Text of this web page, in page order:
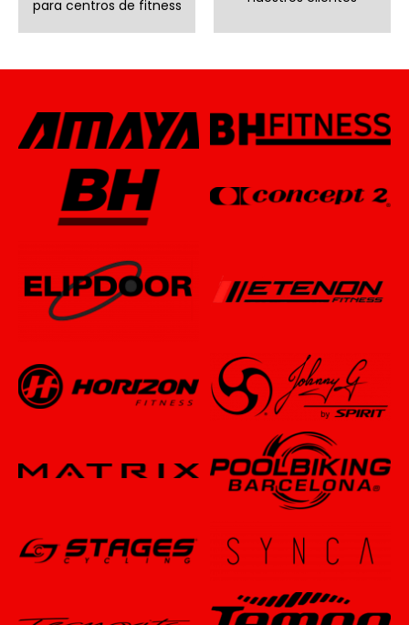
para centros de fitness